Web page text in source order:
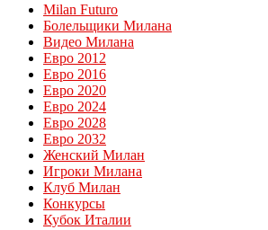
Milan Futuro
Болельщики Милана
Видео Милана
Евро 2012
Евро 2016
Евро 2020
Евро 2024
Евро 2028
Евро 2032
Женский Милан
Игроки Милана
Клуб Милан
Конкурсы
Кубок Италии